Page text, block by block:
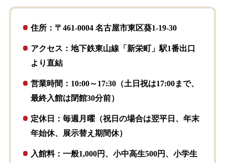
住所：〒461-0004 名古屋市東区葵1-19-30
アクセス：地下鉄東山線「新栄町」駅1番出口
より直結
営業時間：10:00～17:30（土日祝は17:00まで、
最終入館は閉館30分前）
定休日：毎週月曜（祝日の場合は翌平日、年末
年始休、展示替え期間休）
入館料：一般1,000円、小中高生500円、小学生